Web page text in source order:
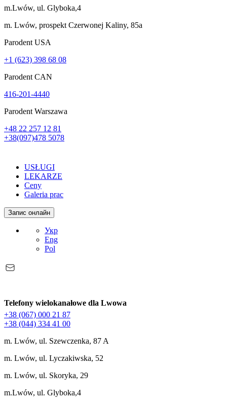
m.Lwów, ul. Glyboka,4
m. Lwów, prospekt Czerwonej Kaliny, 85a
Parodent USА
+1 (623) 398 68 08
Parodent CAN
416-201-4440
Parodent Warszawa
+48 22 257 12 81
+38(097)478 5078
USŁUGI
LEKARZE
Ceny
Galeria prac
Запис онлайн
Укр
Eng
Pol
Telefony wielokanałowe dla Lwowa
+38 (067) 000 21 87
+38 (044) 334 41 00
m. Lwów, ul. Szewczenka, 87 A
m. Lwów, ul. Lyczakiwska, 52
m. Lwów, ul. Skoryka, 29
m.Lwów, ul. Glyboka,4